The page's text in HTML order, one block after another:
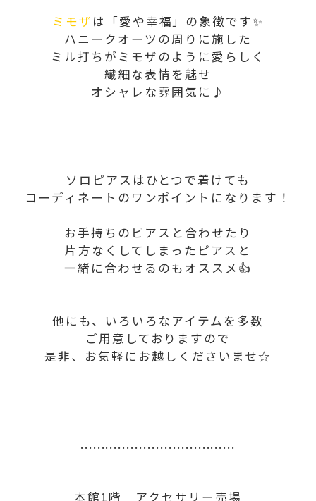
ミモザ は「愛や幸福」の象徴です✨
ハニークオーツの周りに施した
ミル打ちがミモザのように愛らしく
繊細な表情を魅せ
オシャレな雰囲気に♪
ソロピアスはひとつで着けても
コーディネートのワンポイントになります！
お手持ちのピアスと合わせたり
片方なくしてしまったピアスと
一緒に合わせるのもオススメ👍
他にも、いろいろなアイテムを多数
ご用意しておりますので
是非、お気軽にお越しくださいませ☆
.....................................
本館1階 アクセサリー売場